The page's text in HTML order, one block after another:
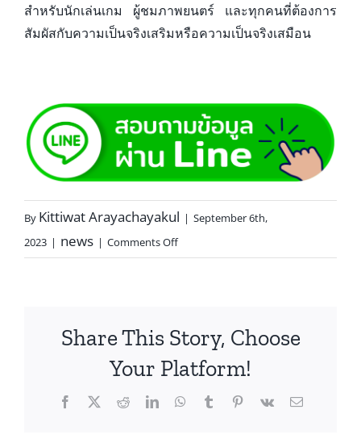
สำหรับนักเล่นเกม ผู้ชมภาพยนตร์ และทุกคนที่ต้องการ
สัมผัสกับความเป็นจริงเสริมหรือความเป็นจริงเสมือน
By Kittiwat Arayachayakul | September 6th,
2023 | news | Comments Off
Share This Story, Choose
Your Platform!